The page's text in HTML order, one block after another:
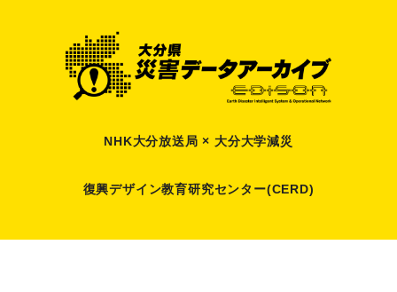
NHK大分放送局 × 大分大学減災
復興デザイン教育研究センター(CERD)